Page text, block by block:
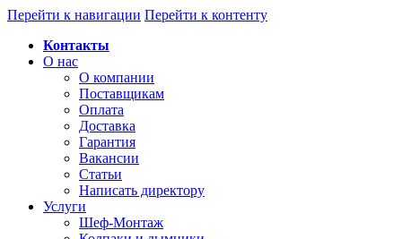
Перейти к навигации Перейти к контенту
Контакты
О нас
О компании
Поставщикам
Оплата
Доставка
Гарантия
Вакансии
Статьи
Написать директору
Услуги
Шеф-Монтаж